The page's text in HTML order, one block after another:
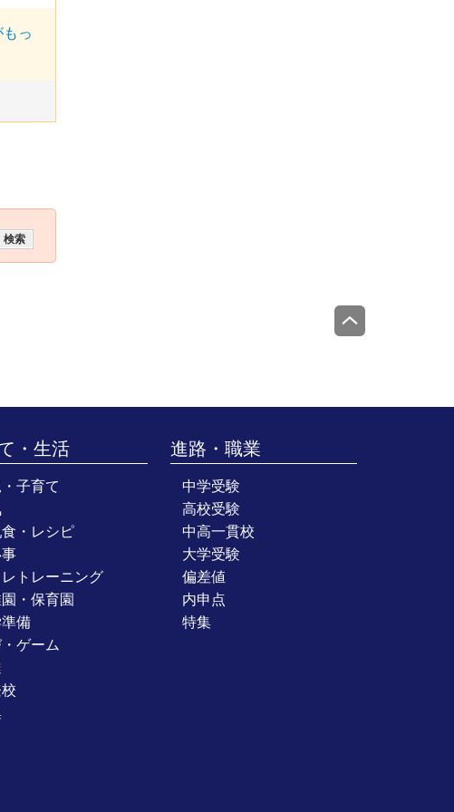
っ
・生活
子育て
・レシピ
レトレーニング
・保育園
準備
ゲーム
進路・職業
中学受験
高校受験
中高一貫校
大学受験
偏差値
内申点
特集